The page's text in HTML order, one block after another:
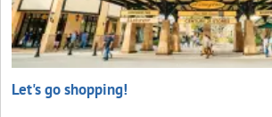
Let's go shopping!